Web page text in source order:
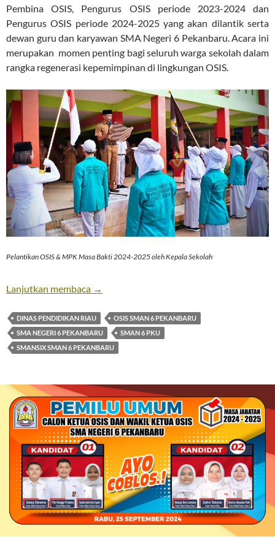
Pembina OSIS, Pengurus OSIS periode 2023-2024 dan
Pengurus OSIS periode 2024-2025 yang akan dilantik serta
dewan guru dan karyawan SMA Negeri 6 Pekanbaru. Acara ini
merupakan momen penting bagi seluruh warga sekolah dalam
rangka regenerasi kepemimpinan di lingkungan OSIS.
Pelantikan OSIS & MPK Masa Bakti 2024-2025 oleh Kepala Sekolah
Lanjutkan membaca →
DINAS PENDIDIKAN RIAU
OSIS SMAN 6 PEKANBARU
SMA NEGERI 6 PEKANBARU
SMAN 6 PKU
SMANSIX SMAN 6 PEKANBARU